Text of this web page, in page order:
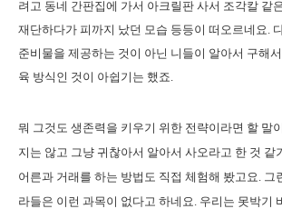
려고 동네 간판집에 가서 아크릴판 사서 조각칼 같
재단하다가 피까지 났던 모습 등등이 떠오르네요.
준비물을 제공하는 것이 아닌 니들이 알아서 구해
육 방식인 것이 아쉽기는 했죠.
뭐 그것도 생존력을 키우기 위한 전략이라면 할 말
지는 않고 그냥 귀찮아서 알아서 사오라고 한 것 같
어른과 거래를 하는 방법도 직접 체험해 봤고요. 그
라들은 이런 과목이 없다고 하네요. 우리는 못박기